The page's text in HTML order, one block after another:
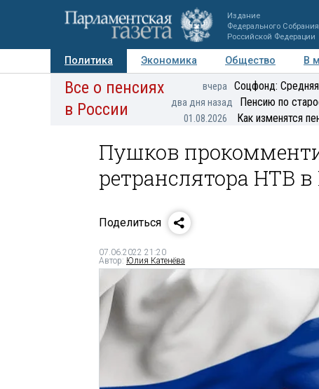
Издание
Федерального Собрания
Российской Федерации
Политика Экономика Общество В
Авторы Персоны Мнения Регионы
Все о пенсиях
в России
вчера Соцфонд:
два дня назад Пенсию по
01.08.2026 Как изменятся
Пушков
ретранслятора НТВ
Поделиться
07.06.2022 21:20
Автор: Юлия Катенёва